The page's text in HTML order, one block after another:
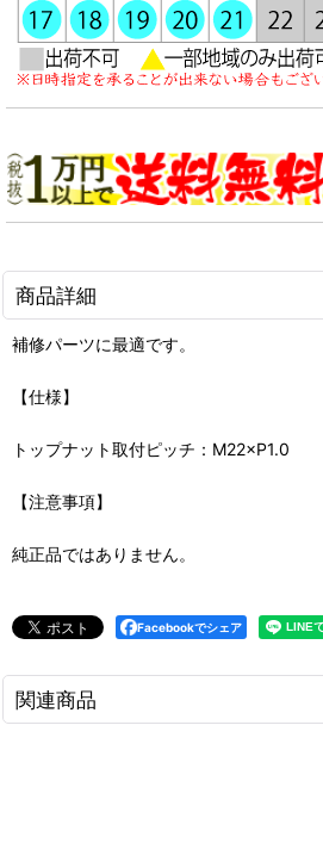
商品詳細
補修パーツに最適です。
【仕様】
トップナット取付ピッチ：M22×P1.0
【注意事項】
純正品ではありません。
Facebookでシェア
関連商品